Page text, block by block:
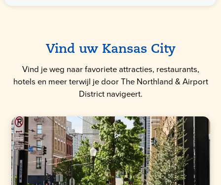
Vind uw Kansas City
Vind je weg naar favoriete attracties, restaurants,
hotels en meer terwijl je door The Northland & Airport
District navigeert.